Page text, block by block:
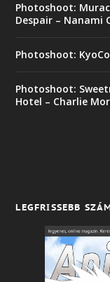
Photoshoot:
Despair – Nanami
Photoshoot:
Photoshoot:
Hotel – Charlie
LEGFRISSEBB